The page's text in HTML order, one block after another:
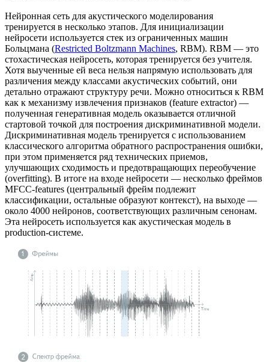
Нейронная сеть для акустического моделирования
тренируется в несколько этапов. Для инициализации
нейросети используется стек из ограниченных машин
Больцмана (Restricted Boltzmann Machines, RBM). RBM — это
стохастическая нейросеть, которая тренируется без учителя.
Хотя выученные ей веса нельзя напрямую использовать для
различения между классами акустических событий, они
детально отражают структуру речи. Можно относиться к RBM
как к механизму извлечения признаков (feature extractor) —
полученная генеративная модель оказывается отличной
стартовой точкой для построения дискриминативной модели.
Дискриминативная модель тренируется с использованием
классического алгоритма обратного распространения ошибки,
при этом применяется ряд технических приемов,
улучшающих сходимость и предотвращающих переобучение
(overfitting). В итоге на входе нейросети — несколько фреймов
MFCC-features (центральный фрейм подлежит
классификации, остальные образуют контекст), на выходе —
около 4000 нейронов, соответствующих различным сенонам.
Эта нейросеть используется как акустическая модель в
production-системе.